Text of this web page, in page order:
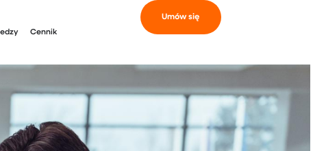
Cennik
Umów się